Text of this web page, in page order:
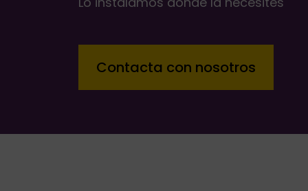
Contacta con nosotros